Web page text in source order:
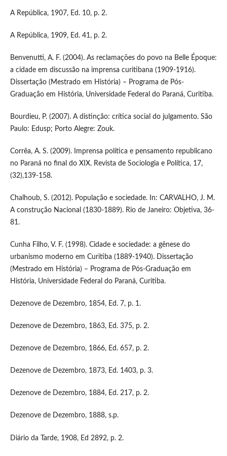
A República, 1907, Ed. 10, p. 2.
A República, 1909, Ed. 41, p. 2.
Benvenutti, A. F. (2004). As reclamações do povo na Belle Époque:
a cidade em discussão na imprensa curitibana (1909-1916).
Dissertação (Mestrado em História) – Programa de Pós-
Graduação em História, Universidade Federal do Paraná, Curitiba.
Bourdieu, P. (2007). A distinção: crítica social do julgamento. São
Paulo: Edusp; Porto Alegre: Zouk.
Corrêa, A. S. (2009). Imprensa política e pensamento republicano
no Paraná no final do XIX. Revista de Sociologia e Política, 17,
(32),139-158.
Chalhoub, S. (2012). População e sociedade. In: CARVALHO, J. M.
A construção Nacional (1830-1889). Rio de Janeiro: Objetiva, 36-
81.
Cunha Filho, V. F. (1998). Cidade e sociedade: a gênese do
urbanismo moderno em Curitiba (1889-1940). Dissertação
(Mestrado em História) – Programa de Pós-Graduação em
História, Universidade Federal do Paraná, Curitiba.
Dezenove de Dezembro, 1854, Ed. 7, p. 1.
Dezenove de Dezembro, 1863, Ed. 375, p. 2.
Dezenove de Dezembro, 1866, Ed. 657, p. 2.
Dezenove de Dezembro, 1873, Ed. 1403, p. 3.
Dezenove de Dezembro, 1884, Ed. 217, p. 2.
Dezenove de Dezembro, 1888, s.p.
Diário da Tarde, 1908, Ed 2892, p. 2.